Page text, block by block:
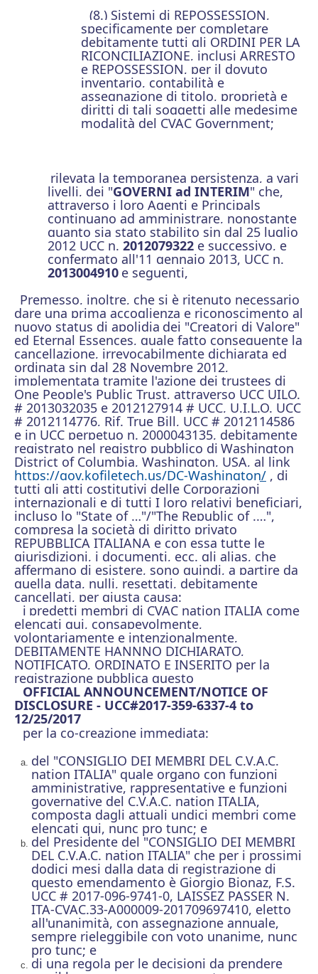
(8.) Sistemi di REPOSSESSION,
specificamente per completare
debitamente tutti gli ORDINI PER LA
RICONCILIAZIONE, inclusi ARRESTO
e REPOSSESSION, per il dovuto
inventario, contabilità e
assegnazione di titolo, proprietà e
diritti di tali soggetti alle medesime
modalità del CVAC Government;
rilevata la temporanea persistenza, a vari
livelli, dei "GOVERNI ad INTERIM" che,
attraverso i loro Agenti e Principals
continuano ad amministrare, nonostante
quanto sia stato stabilito sin dal 25 luglio
2012 UCC n.2012079322 e successivo, e
confermato all'11 gennaio 2013, UCC n.
2013004910 e seguenti,
Premesso, inoltre, che si è ritenuto necessario
dare una prima accoglienza e riconoscimento al
nuovo status di apolidia dei "Creatori di Valore"
ed Eternal Essences, quale fatto conseguente la
cancellazione, irrevocabilmente dichiarata ed
ordinata sin dal 28 Novembre 2012,
implementata tramite l'azione dei trustees di
One People's Public Trust, attraverso UCC UILO.
# 2013032035 e 2012127914 # UCC, U.I.L.O. UCC
# 2012114776, Rif. True Bill, UCC # 2012114586
e in UCC perpetuo n. 2000043135, debitamente
registrato nel registro pubblico di Washington
District of Columbia, Washington, USA, al link
https://gov.kofiletech.us/DC-Washington/ , di
tutti gli atti costitutivi delle Corporazioni
internazionali e di tutti I loro relativi beneficiari,
incluso lo "State of …"/"The Republic of .…",
compresa la società di diritto privato
REPUBBLICA ITALIANA e con essa tutte le
giurisdizioni, i documenti, ecc. gli alias, che
affermano di esistere, sono quindi, a partire da
quella data, nulli, resettati, debitamente
cancellati, per giusta causa:
i predetti membri di CVAC nation ITALIA come
elencati qui, consapevolmente,
volontariamente e intenzionalmente,
DEBITAMENTE HANNNO DICHIARATO,
NOTIFICATO, ORDINATO E INSERITO per la
registrazione pubblica questo
OFFICIAL ANNOUNCEMENT/NOTICE OF
DISCLOSURE - UCC#2017-359-6337-4 to
12/25/2017
per la co-creazione immediata:
del "CONSIGLIO DEI MEMBRI DEL C.V.A.C.
nation ITALIA" quale organo con funzioni
amministrative, rappresentative e funzioni
governative del C.V.A.C. nation ITALIA,
composta dagli attuali undici membri come
elencati qui, nunc pro tunc; e
del Presidente del "CONSIGLIO DEI MEMBRI
DEL C.V.A.C. nation ITALIA" che per i prossimi
dodici mesi dalla data di registrazione di
questo emendamento è Giorgio Bionaz, F.S.
UCC # 2017-096-9741-0, LAISSEZ PASSER N.
ITA-CVAC.33-A000009-201709697410, eletto
all'unanimità, con assegnazione annuale,
sempre rieleggibile con voto unanime, nunc
pro tunc; e
di una regola per le decisioni da prendere